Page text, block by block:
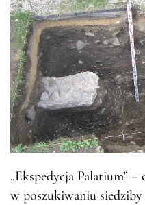
„Ekspedycja Palatium”
w poszukiwaniu